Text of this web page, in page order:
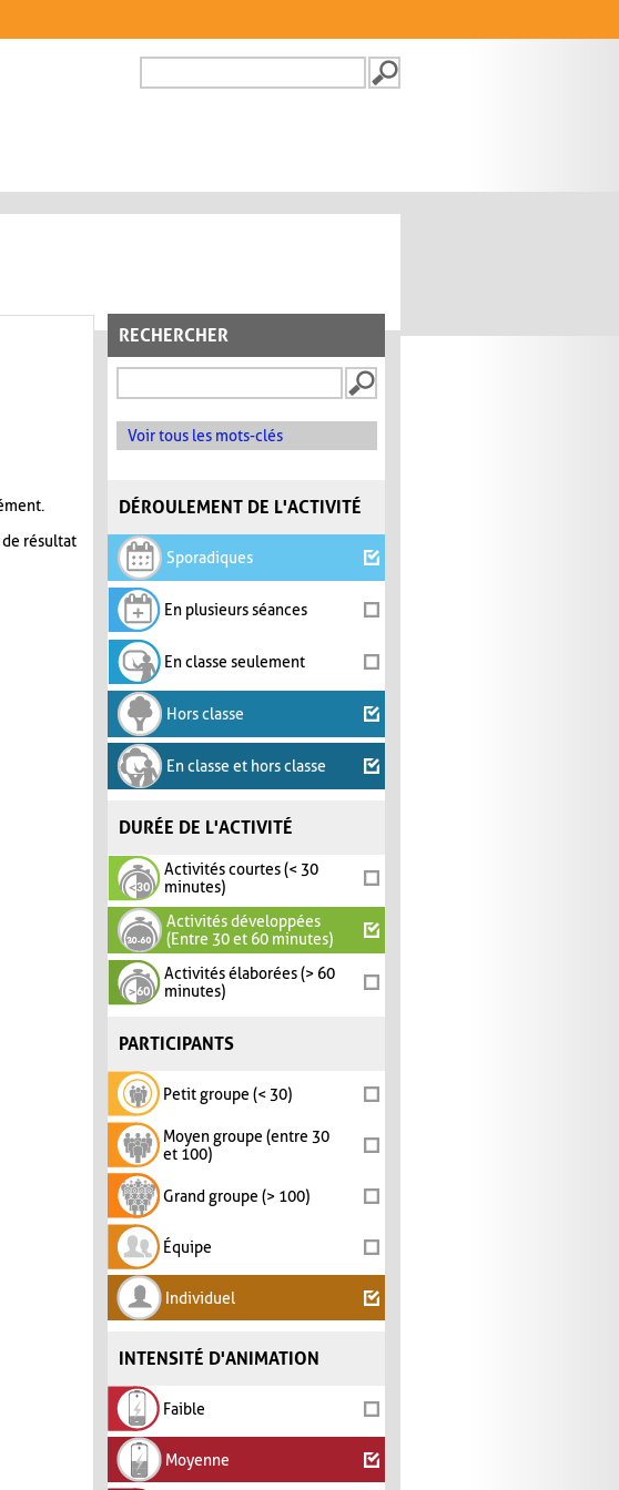
FORMULAIRE DE
RECHERCHER
Voir tous les mots-clés
DÉROULEMENT DE L'ACTIVITÉ
Sporadiques
En plusieurs séances
En classe seulement
Hors classe
En classe et hors classe
DURÉE DE L'ACTIVITÉ
Activités courtes (< 30
minutes)
Activités développées
(Entre 30 et 60 minutes)
Activités élaborées (> 60
minutes)
PARTICIPANTS
Petit groupe (< 30)
Moyen groupe (entre 30
et 100)
Grand groupe (> 100)
Équipe
Individuel
INTENSITÉ D'ANIMATION
Faible
Moyenne
résultat